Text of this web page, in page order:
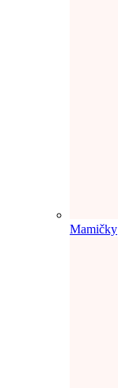
Mamičky